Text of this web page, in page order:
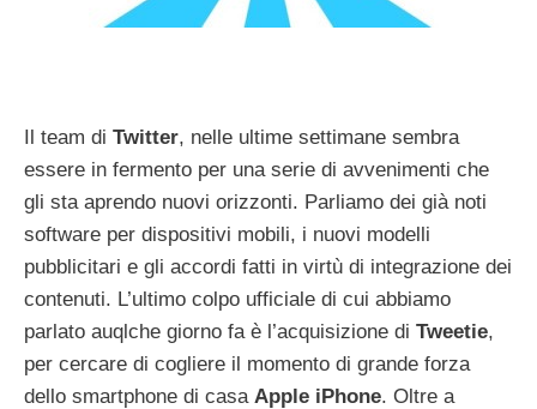
Il team di Twitter, nelle ultime settimane sembra
essere in fermento per una serie di avvenimenti che
gli sta aprendo nuovi orizzonti. Parliamo dei già noti
software per dispositivi mobili, i nuovi modelli
pubblicitari e gli accordi fatti in virtù di integrazione dei
contenuti. L’ultimo colpo ufficiale di cui abbiamo
parlato auqlche giorno fa è l’acquisizione di Tweetie,
per cercare di cogliere il momento di grande forza
dello smartphone di casa Apple iPhone. Oltre a